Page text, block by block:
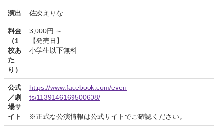
演出 佐次えりな
料金
（1
枚あ
た
り）
3,000円 ～
【発売日】
小学生以下無料
公式
／劇
場サ
イト
https://www.facebook.com/even
ts/1139146169500608/
※正式な公演情報は公式サイトでご確認ください。